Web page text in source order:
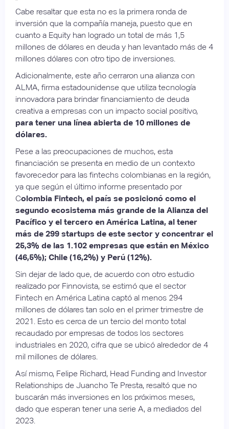
Cabe resaltar que esta no es la primera ronda de
inversión que la compañía maneja, puesto que en
cuanto a Equity han logrado un total de más 1,5
millones de dólares en deuda y han levantado más de 4
millones dólares con otro tipo de inversiones.
Adicionalmente, este año cerraron una alianza con
ALMA, firma estadounidense que utiliza tecnología
innovadora para brindar financiamiento de deuda
creativa a empresas con un impacto social positivo,
para tener una línea abierta de 10 millones de
dólares.
Pese a las preocupaciones de muchos, esta
financiación se presenta en medio de un contexto
favorecedor para las fintechs colombianas en la región,
ya que según el último informe presentado por
Colombia Fintech, el país se posicionó como el
segundo ecosistema más grande de la Alianza del
Pacífico y el tercero en América Latina, al tener
más de 299 startups de este sector y concentrar el
25,3% de las 1.102 empresas que están en México
(46,5%); Chile (16,2%) y Perú (12%).
Sin dejar de lado que, de acuerdo con otro estudio
realizado por Finnovista, se estimó que el sector
Fintech en América Latina captó al menos 294
millones de dólares tan solo en el primer trimestre de
2021. Esto es cerca de un tercio del monto total
recaudado por empresas de todos los sectores
industriales en 2020, cifra que se ubicó alrededor de 4
mil millones de dólares.
Así mismo, Felipe Richard, Head Funding and Investor
Relationships de Juancho Te Presta, resaltó que no
buscarán más inversiones en los próximos meses,
dado que esperan tener una serie A, a mediados del
2023.